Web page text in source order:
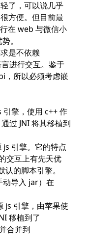
了，可以说几乎
方便。但目前最
在 web 与微信小
。
是不依赖
进行交互。鉴于
，所以必须考虑嵌
引擎，使用 c++ 作
过 JNI 将其移植到
引擎。它的特点
交互上有先天优
的脚本引擎。
动导入 jar）在
js 引擎，由苹果使
移植到了
合并到